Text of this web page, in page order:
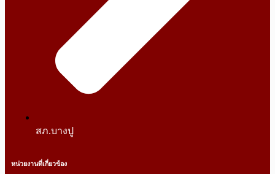
สภ.บางปู
หน่วยงานที่เกี่ยวข้อง